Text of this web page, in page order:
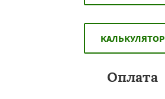
КАЛЬКУЛЯТОР
Оплата